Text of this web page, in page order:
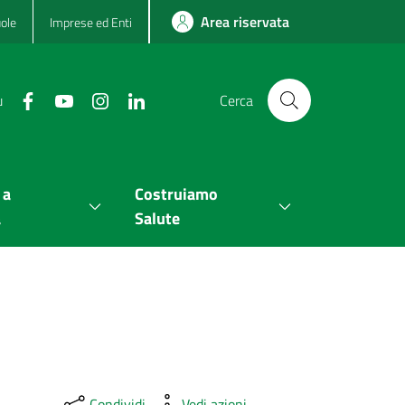
Imprese ed Enti Area riservata
Cerca
Costruiamo
Salute